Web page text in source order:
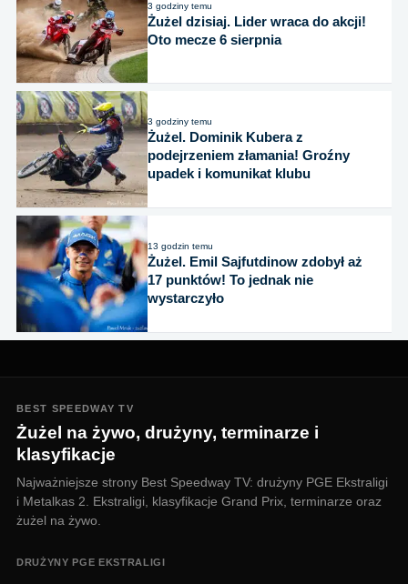
3 godziny temu
Żużel dzisiaj. Lider wraca do akcji!
Oto mecze 6 sierpnia
3 godziny temu
Żużel. Dominik Kubera z
podejrzeniem złamania! Groźny
upadek i komunikat klubu
13 godzin temu
Żużel. Emil Sajfutdinow zdobył aż
17 punktów! To jednak nie
wystarczyło
BEST SPEEDWAY TV
Żużel na żywo, drużyny, terminarze i
klasyfikacje
Najważniejsze strony Best Speedway TV: drużyny PGE Ekstraligi
i Metalkas 2. Ekstraligi, klasyfikacje Grand Prix, terminarze oraz
żużel na żywo.
DRUŻYNY PGE EKSTRALIGI